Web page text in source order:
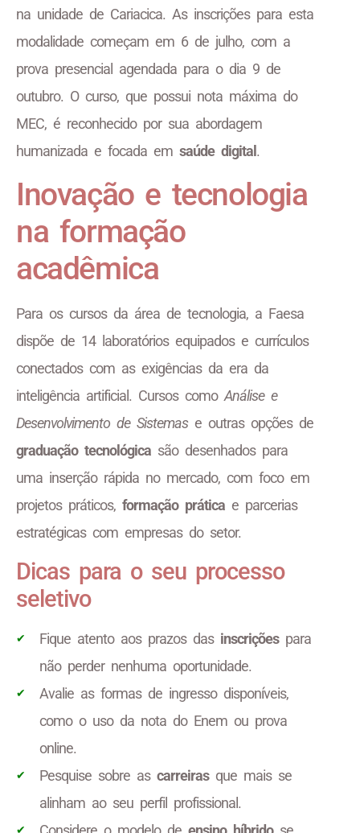
na unidade de Cariacica. As inscrições para esta
modalidade começam em 6 de julho, com a
prova presencial agendada para o dia 9 de
outubro. O curso, que possui nota máxima do
MEC, é reconhecido por sua abordagem
humanizada e focada em saúde digital.
Inovação e tecnologia
na formação
acadêmica
Para os cursos da área de tecnologia, a Faesa
dispõe de 14 laboratórios equipados e currículos
conectados com as exigências da era da
inteligência artificial. Cursos como Análise e
Desenvolvimento de Sistemase outras opções de
graduação tecnológica são desenhados para
uma inserção rápida no mercado, com foco em
projetos práticos, formação prática e parcerias
estratégicas com empresas do setor.
Dicas para o seu processo
seletivo
Fique atento aos prazos das inscriçõespara
não perder nenhuma oportunidade.
Avalie as formas de ingresso disponíveis,
como o uso da nota do Enem ou prova
online.
Pesquise sobre as carreirasque mais se
alinham ao seu perfil profissional.